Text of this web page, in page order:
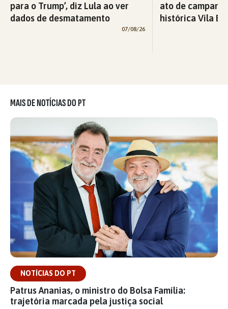
para o Trump’, diz Lula ao ver
dados de desmatamento
07/08/26
ato de
histórica Vila
MAIS DE NOTÍCIAS DO PT
NOTÍCIAS DO PT
Patrus Ananias, o ministro do Bolsa Família:
trajetória marcada pela justiça social